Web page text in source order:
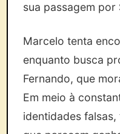
sua passagem por
Marcelo tenta
enquanto busca
Fernando, que
Em meio à
identidades